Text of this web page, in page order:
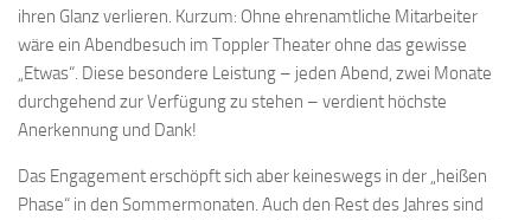
ihren Glanz verlieren. Kurzum: Ohne ehrenamtliche Mitarbeiter
wäre ein Abendbesuch im Toppler Theater ohne das gewisse
„Etwas“. Diese besondere Leistung – jeden Abend, zwei Monate
durchgehend zur Verfügung zu stehen – verdient höchste
Anerkennung und Dank!
Das Engagement erschöpft sich aber keineswegs in der „heißen
Phase“ in den Sommermonaten. Auch den Rest des Jahres sind